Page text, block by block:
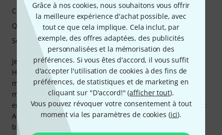
Grâce à nos cookies, nous souhaitons vous offrir
la meilleure expérience d'achat possible, avec
tout ce que cela implique. Cela inclut, par
exemple, des offres adaptées, des publicités
personnalisées et la mémorisation des
préférences. Si vous êtes d'accord, il vous suffit
d'accepter l'utilisation de cookies à des fins de
préférences, de statistiques et de marketing en
cliquant sur "D'accord!" (afficher tout).
Vous pouvez révoquer votre consentement à tout
moment via les paramètres de cookies (ici).
Je suis claviériste et j'utilise principalement deux enceintes
HS 5 grises, non pas pour le mixage, mais surtout pour
m'entraîner à la maison, programmer et écouter le son de
mon groupe. Concrètement, j'envoie des signaux aux
enceintes depuis un Clavia Nord Electro, un Korg Kronos et
Ableton Live. Côté fonctionnalités, elles ont tout ce dont j'ai
besoin : entrées XLR et jack, et deux commutateurs pour
Caractéristiques
Qualité de fabrication
Son